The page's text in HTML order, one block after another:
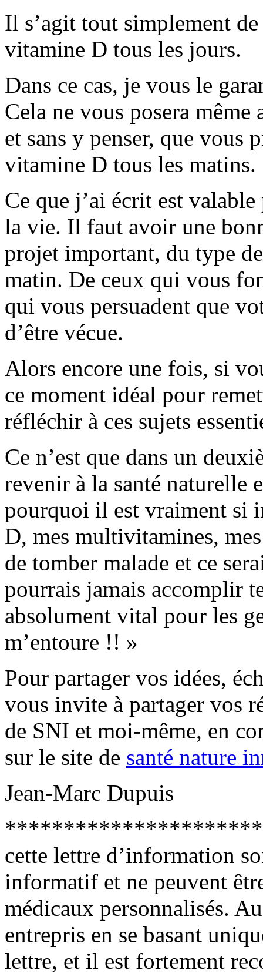
Il s’agit tout simplement
vitamine D tous les jours.
Dans ce cas, je vous le
Cela ne vous posera
et sans y penser, que vous
vitamine D tous les matins.
Ce que j’ai écrit est
la vie. Il faut avoir une
projet important, du type
matin. De ceux qui vous
qui vous persuadent que
d’être vécue.
Alors encore une fois, si
ce moment idéal pour
réfléchir à ces sujets
Ce n’est que dans un
revenir à la santé naturelle
pourquoi il est vraiment si
D, mes multivitamines,
de tomber malade et ce
pourrais jamais accomplir
absolument vital pour les
m’entoure !! »
Pour partager vos idées,
vous invite à partager vos
de SNI et moi-même, en
sur le site de santé nature
Jean-Marc Dupuis
cette lettre d’information
informatif et ne peuvent
médicaux personnalisés.
entrepris en se basant
lettre, et il est fortement